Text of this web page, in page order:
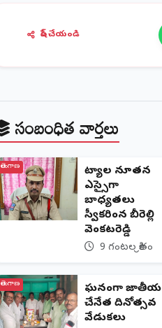
షేర్ చేయండి
సంబంధిత వార్తలు
తెలంగాణ
​చిట్యాల నూతన
ఎస్సైగా
బాధ్యతలు
స్వీకరించిన బీరెల్లి
వెంకటరెడ్డి
9 గంటల క్రితం
తెలంగాణ
ఘనంగా జాతీయ
చేనేత దినోత్సవ
వేడుకలు